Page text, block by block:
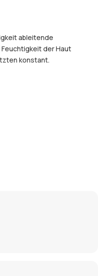
ableitende
der Haut
konstant.